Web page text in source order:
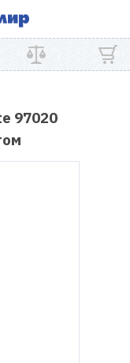
97020